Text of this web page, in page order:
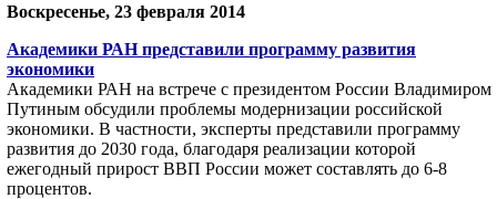
Воскресенье, 23 февраля 2014
Академики РАН представили программу развития
экономики
Академики РАН на встрече с президентом России Владимиром
Путиным обсудили проблемы модернизации российской
экономики. В частности, эксперты представили программу
развития до 2030 года, благодаря реализации которой
ежегодный прирост ВВП России может составлять до 6-8
процентов.